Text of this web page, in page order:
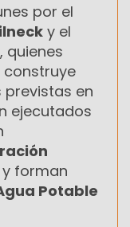
por el
y el
, quienes
previstas en
ejecutados
y forman
Potable